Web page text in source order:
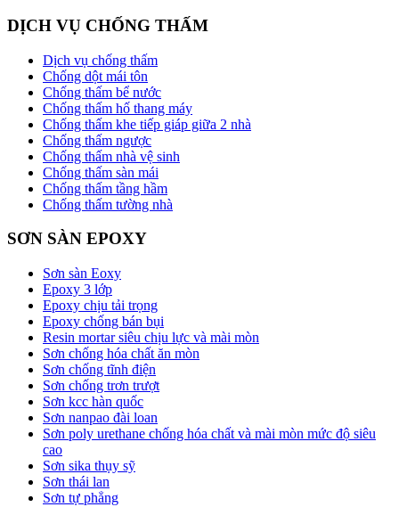
DỊCH VỤ CHỐNG THẤM
Dịch vụ chống thấm
Chống dột mái tôn
Chống thấm bể nước
Chống thấm hố thang máy
Chống thấm khe tiếp giáp giữa 2 nhà
Chống thấm ngược
Chống thấm nhà vệ sinh
Chống thấm sàn mái
Chống thấm tầng hầm
Chống thấm tường nhà
SƠN SÀN EPOXY
Sơn sàn Eoxy
Epoxy 3 lớp
Epoxy chịu tải trọng
Epoxy chống bán bụi
Resin mortar siêu chịu lực và mài mòn
Sơn chống hóa chất ăn mòn
Sơn chống tĩnh điện
Sơn chống trơn trượt
Sơn kcc hàn quốc
Sơn nanpao đài loan
Sơn poly urethane chống hóa chất và mài mòn mức độ siêu
cao
Sơn sika thụy sỹ
Sơn thái lan
Sơn tự phẳng